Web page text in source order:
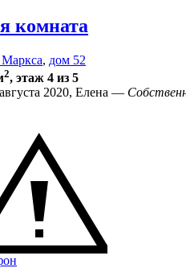
комната
, дом 52
2, этаж 4 из 5
2020, Елена —